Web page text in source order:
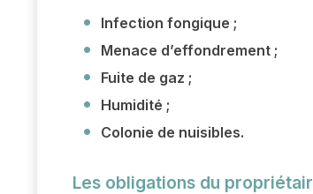
Infection fongique ;
Menace d’effondrement ;
Fuite de gaz ;
Humidité ;
Colonie de nuisibles.
Les obligations du